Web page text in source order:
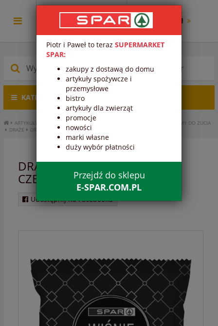
0.00 zł
KATEGORIE PRODUKTÓW
ARTYKUŁY SPOŻYWCZE SŁODYCZE I PRZEKĄSKI
CUKIERKI, DRAŻE, GUMY DO ŻUCIA
DRAŻE
DRAŻE SPAR WIŚNIE W CZEKOLADZIE
DRAŻE SPAR WIŚNIE W
CZEKOLADZIE
Udostępnij na Facebooku
Piotr i Paweł to teraz SUPERMARKET
SPAR:
zakupy z dostawą do domu
artykuły spożywcze i
przemysłowe
bistro
artykuły dla zwierząt
promocje
nowości
marki własne
duży wybór płatności
Przejdź do sklepu
E-SPAR.COM.PL